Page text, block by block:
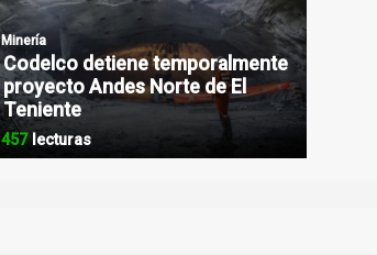
Minería
Codelco detiene temporalmente
proyecto Andes Norte de El
Teniente
457lecturas